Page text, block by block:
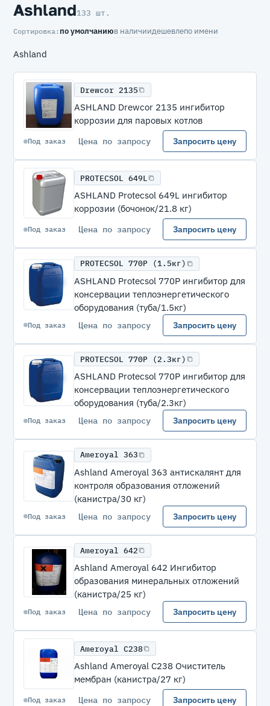
Ashland133 шт.
Сортировка: по умолчаниюв наличиидешевлепо имени
Ashland
Drewcor 2135
ASHLAND Drewcor 2135 ингибитор
коррозии для паровых котлов
Под заказ Цена по запросу Запросить цену
PROTECSOL 649L
ASHLAND Protecsol 649L ингибитор
коррозии (бочонок/21.8 кг)
Под заказ Цена по запросу Запросить цену
PROTECSOL 770P (1.5кг)
ASHLAND Protecsol 770P ингибитор для
консервации теплоэнергетического
оборудования (туба/1.5кг)
Под заказ Цена по запросу Запросить цену
PROTECSOL 770P (2.3кг)
ASHLAND Protecsol 770P ингибитор для
консервации теплоэнергетического
оборудования (туба/2.3кг)
Под заказ Цена по запросу Запросить цену
Ameroyal 363
Ashland Ameroyal 363 антискалянт для
контроля образования отложений
(канистра/30 кг)
Под заказ Цена по запросу Запросить цену
Ameroyal 642
Ashland Ameroyal 642 Ингибитор
образования минеральных отложений
(канистра/25 кг)
Под заказ Цена по запросу Запросить цену
Ameroyal C238
Ashland Ameroyal C238 Очиститель
мембран (канистра/27 кг)
Под заказ Цена по запросу Запросить цену